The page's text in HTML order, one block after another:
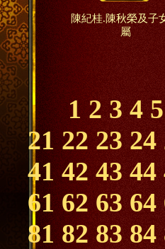
陳紀桂.陳秋榮及子
屬
1 2 3 4 5
21 22 23 24
41 42 43 44
61 62 63 64
81 82 83 84